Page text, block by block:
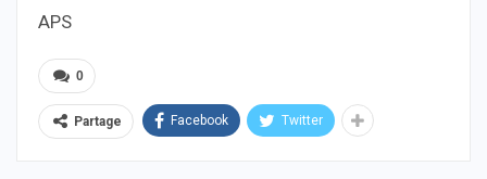
APS
0
Partage Facebook Twitter